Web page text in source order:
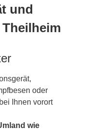
und
oder
Ihnen vorort
wie